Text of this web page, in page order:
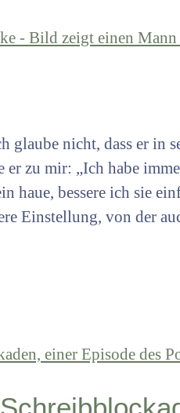
nicht, dass er in
er zu mir: „Ich habe
haue, bessere ich sie
Einstellung, von der